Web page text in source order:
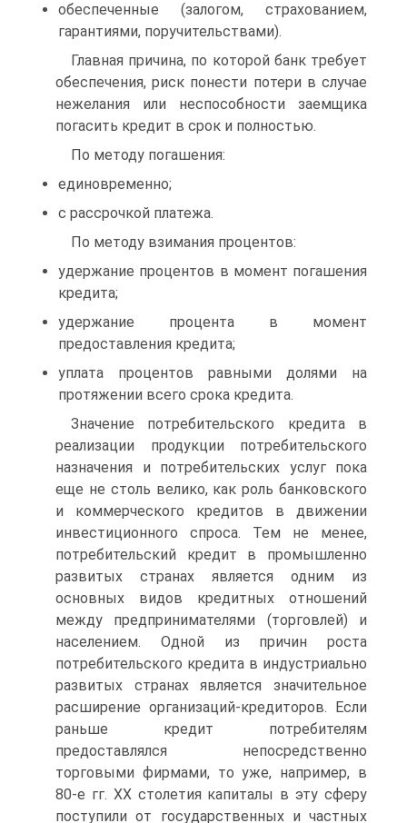
обеспеченные (залогом, страхованием,
гарантиями, поручительствами).
Главная причина, по которой банк требует
обеспечения, риск понести потери в случае
нежелания или неспособности заемщика
погасить кредит в срок и полностью.
По методу погашения:
единовременно;
с рассрочкой платежа.
По методу взимания процентов:
удержание процентов в момент погашения
кредита;
удержание процента в момент
предоставления кредита;
уплата процентов равными долями на
протяжении всего срока кредита.
Значение потребительского кредита в
реализации продукции потребительского
назначения и потребительских услуг пока
еще не столь велико, как роль банковского
и коммерческого кредитов в движении
инвестиционного спроса. Тем не менее,
потребительский кредит в промышленно
развитых странах является одним из
основных видов кредитных отношений
между предпринимателями (торговлей) и
населением. Одной из причин роста
потребительского кредита в индустриально
развитых странах является значительное
расширение организаций-кредиторов. Если
раньше кредит потребителям
предоставлялся непосредственно
торговыми фирмами, то уже, например, в
80-е гг. ХХ столетия капиталы в эту сферу
поступили от государственных и частных